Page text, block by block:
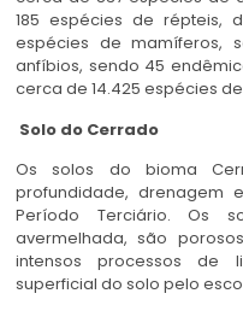
185 espécies de répteis,
espécies de mamíferos,
anfíbios, sendo 45
cerca de 14.425 espécies
Solo do Cerrado
Os solos do bioma
profundidade, drenagem
Período Terciário. Os
avermelhada, são
intensos processos de
superficial do solo pelo